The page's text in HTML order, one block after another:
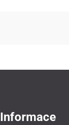
Informace